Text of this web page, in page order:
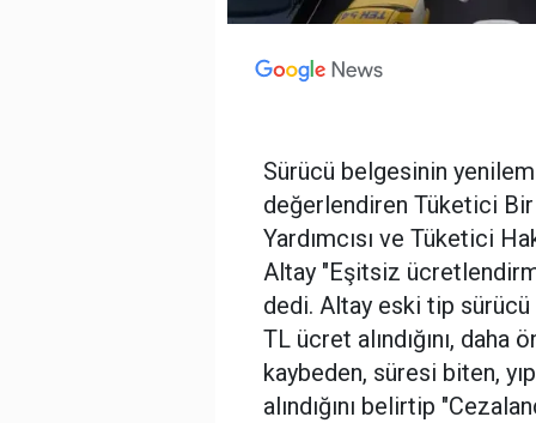
Sürücü belgesinin
değerlendiren Tüketici
Yardımcısı ve Tüketici
Altay "Eşitsiz
dedi. Altay eski tip
TL ücret alındığını,
kaybeden, süresi biten,
alındığını belirtip